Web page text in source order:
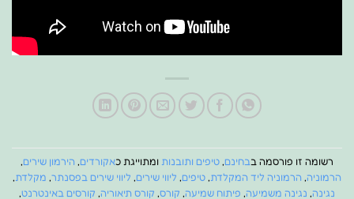
רשומה זו פורסמה בבחינם, טיפים ותובנות ומתוייגת כאקורדים, הירמון שירים,
הרמוניה, הרמוניה ליד המקלדת, טיפים, ליווי שירים, ליווי שירים בפסנתר, מקלדת,
נגינה, נגינה משמיעה, פיתוח שמיעה, קורס, קורס תיאוריה, קורסים באינטרנט,